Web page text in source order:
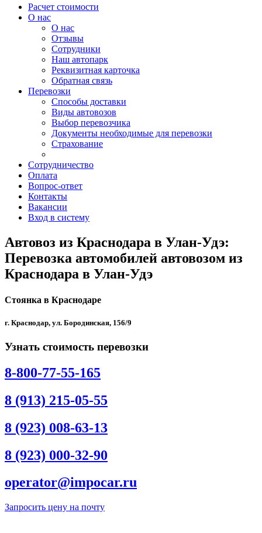
Расчет стоимости
О нас
О нас
Отзывы
Сотрудники
Наш автопарк
Реквизитная карточка
Обратная связь
Перевозки
Способы доставки
Виды автовозов
Выбор перевозчика
Документы необходимые для перевозки
Страхование
Сотрудничество
Оплата
Вопрос-ответ
Контакты
Вакансии
Вход в систему
Автовоз из Краснодара в Улан-Удэ:
Перевозка автомобилей автовозом из
Краснодара в Улан-Удэ
Стоянка в Краснодаре
г. Краснодар, ул. Бородинская, 156/9
Узнать стоимость перевозки
8-800-77-55-165
8 (913) 215-05-55
8 (923) 008-63-13
8 (923) 000-32-90
operator@impocar.ru
Запросить цену на почту